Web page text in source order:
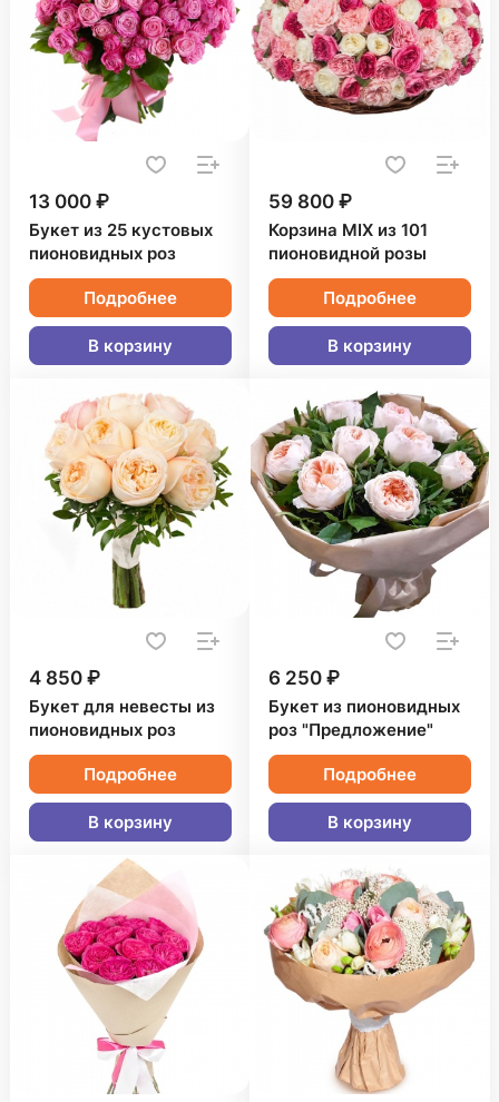
13 000 ₽
Букет из 25 кустовых
пионовидных роз
Подробнее
В корзину
59 800 ₽
Корзина MIX из 101
пионовидной розы
Подробнее
В корзину
4 850 ₽
Букет для невесты из
пионовидных роз
Подробнее
В корзину
6 250 ₽
Букет из пионовидных
роз "Предложение"
Подробнее
В корзину